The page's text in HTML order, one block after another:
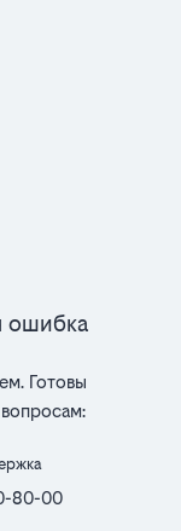
ошибка
Готовы
80-00